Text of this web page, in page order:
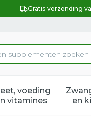
Gratis verzending
categorie...
voor Schoonheid,
voeding
vitamines
Toon submenu
en